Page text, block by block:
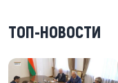
ТОП-НОВОСТИ